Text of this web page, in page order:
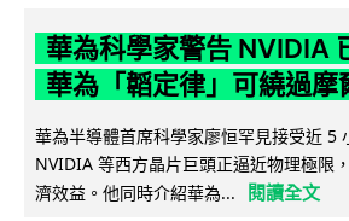
華為科學家警告 NVIDIA
華為「韜定律」可繞過摩
華為半導體首席科學家廖恒罕見接受近 5
NVIDIA 等西方晶片巨頭正逼近物理極限
濟效益。他同時介紹華為...
閱讀全文